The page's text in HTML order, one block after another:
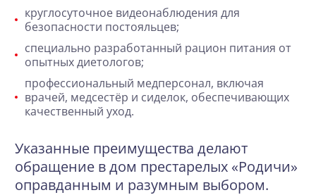
круглосуточное видеонаблюдения для
безопасности постояльцев;
специально разработанный рацион питания от
опытных диетологов;
профессиональный медперсонал, включая
врачей, медсестёр и сиделок, обеспечивающих
качественный уход.
Указанные преимущества делают
обращение в дом престарелых «Родичи»
оправданным и разумным выбором.